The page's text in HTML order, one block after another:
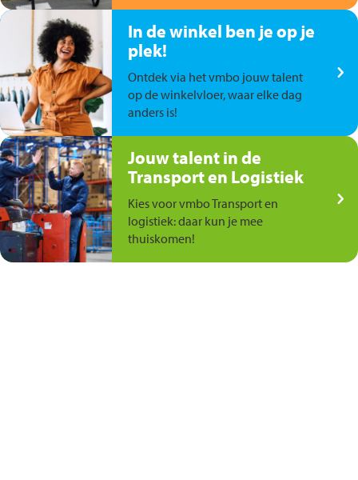
In de winkel ben je op je
plek!
Ontdek via het vmbo jouw talent
op de winkelvloer, waar elke dag
anders is!
Jouw talent in de
Transport en Logistiek
Kies voor vmbo Transport en
logistiek: daar kun je mee
thuiskomen!